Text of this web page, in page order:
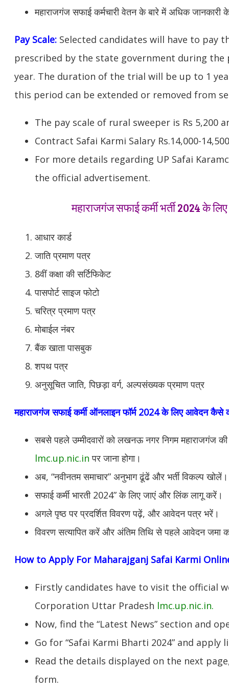
महाराजगंज सफाई कर्मचारी वेतन के बारे में अधिक जानकारी
Pay Scale: Selected candidates will have to pay
prescribed by the state government during
year. The duration of the trial will be up to 1
this period can be extended or removed from
The pay scale of rural sweeper is Rs 5,200
Contract Safai Karmi Salary Rs.14,000-
For more details regarding UP Safai
the official advertisement.
महाराजगंज सफाई कर्मी भर्ती 2024 के
आधार कार्ड
जाति प्रमाण पत्र
8वीं कक्षा की सर्टिफिकेट
पासपोर्ट साइज फोटो
चरित्र प्रमाण पत्र
मोबाईल नंबर
बैंक खाता पासबुक
शपथ पत्र
अनुसूचित जाति, पिछड़ा वर्ग, अल्पसंख्यक प्रमाण पत्र
महाराजगंजसफाई कर्मी ऑनलाइन फॉर्म 2024 के लिए आवेदन कैसे
सबसे पहले उम्मीदवारों को लखनऊ नगर निगम महाराजगंज
lmc.up.nic.in पर जाना होगा।
अब, “नवीनतम समाचार” अनुभाग ढूंढें और भर्ती विकल्प खोलें।
सफाई कर्मी भारती 2024” के लिए जाएं और लिंक लागू करें।
अगले पृष्ठ पर प्रदर्शित विवरण पढ़ें, और आवेदन पत्र भरें।
विवरण सत्यापित करें और अंतिम तिथि से पहले आवेदन जमा
How to Apply For Maharajganj Safai Karmi
Firstly candidates have to visit the official
Corporation Uttar Pradesh lmc.up.nic.in.
Now, find the “Latest News” section and
Go for “Safai Karmi Bharti 2024” and apply
Read the details displayed on the next
form.